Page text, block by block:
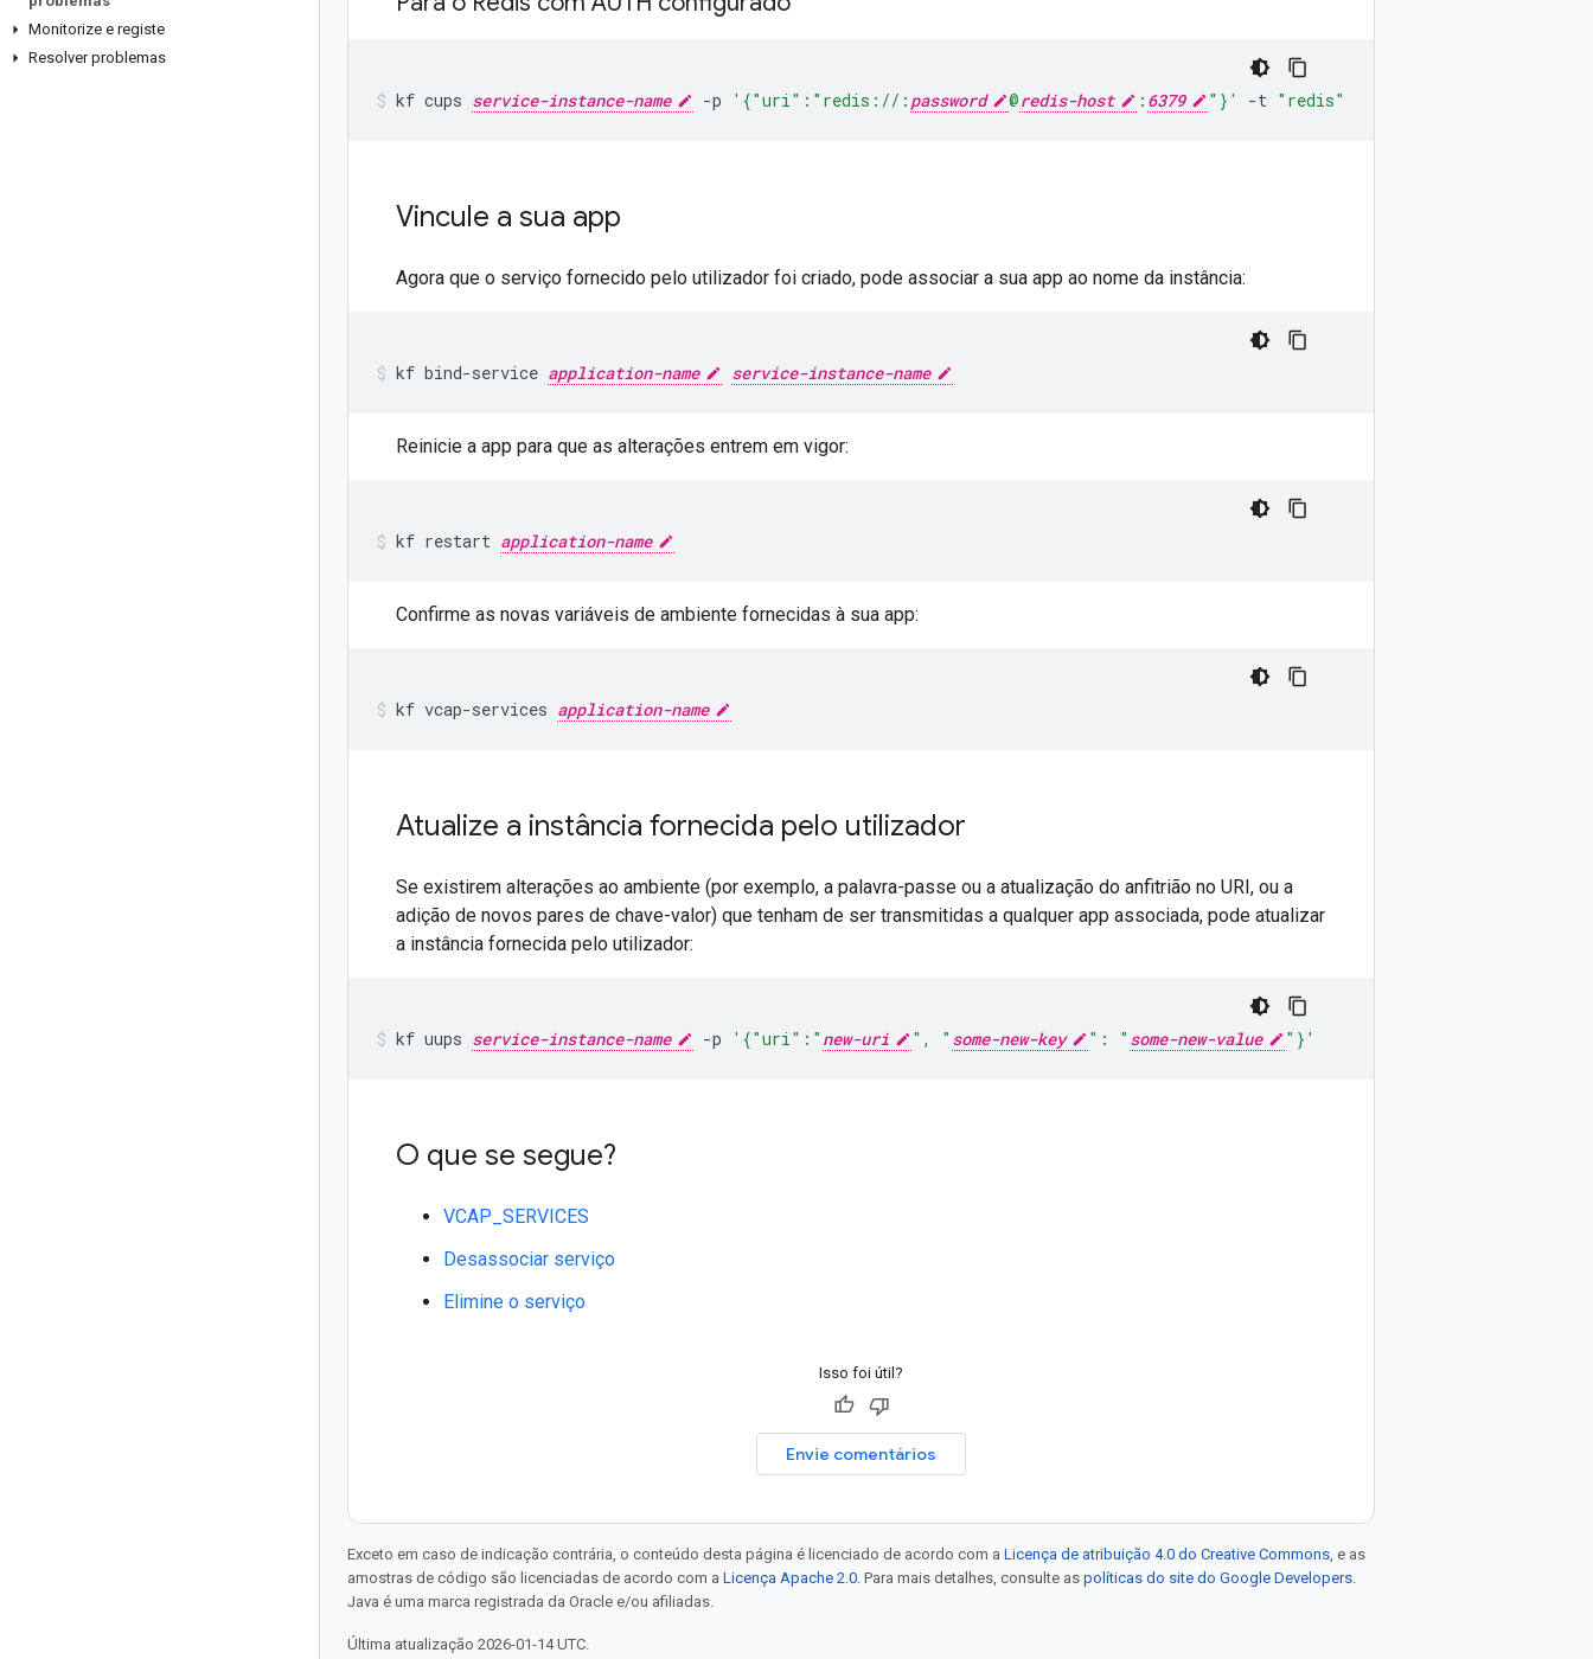
Monitorize e registe
Resolver problemas
kf cups service-instance-name -p '{"uri":"redis://: password @redis-host : 6379 "}' -t "redis"
Vincule a sua app
Agora que o serviço fornecido pelo utilizador foi criado, pode associar a sua app ao nome da instância:
kf bind-service application-name service-instance-name
Reinicie a app para que as alterações entrem em vigor:
kf restart application-name
Confirme as novas variáveis de ambiente fornecidas à sua app:
kf vcap-services application-name
Atualize a instância fornecida pelo utilizador
Se existirem alterações ao ambiente (por exemplo, a palavra-passe ou a atualização do anfitrião no URI, ou a
adição de novos pares de chave-valor) que tenham de ser transmitidas a qualquer app associada, pode atualizar
a instância fornecida pelo utilizador:
kf uups service-instance-name -p '{"uri":" new-uri ", " some-new-key ": " some-new-value "}'
O que se segue?
VCAP_SERVICES
Desassociar serviço
Elimine o serviço
Isso foi útil?
Envie comentários
Exceto em caso de indicação contrária, o conteúdo desta página é licenciado de acordo com a Licença de atribuição 4.0 do Creative Commons, e as
amostras de código são licenciadas de acordo com a Licença Apache 2.0. Para mais detalhes, consulte as políticas do site do Google Developers.
Java é uma marca registrada da Oracle e/ou afiliadas.
Última atualização 2026-01-14 UTC.